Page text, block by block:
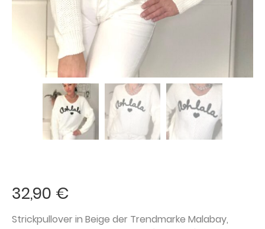
32,90 €
Strickpullover in Beige der Trendmarke Malabay,